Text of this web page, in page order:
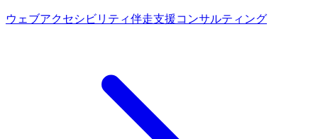
ウェブアクセシビリティ伴走支援コンサルティング